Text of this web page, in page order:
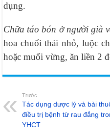
dụng.
Chữa táo bón ở người già
hoa chuối thái nhỏ, luộc
hoặc muối vừng, ăn liền 2
Trước
Tác dụng dược lý và bài
điều trị bệnh từ rau đắng
YHCT